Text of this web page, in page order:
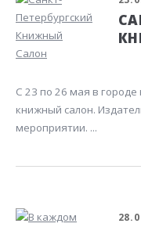
С 23 по 26 мая в
книжный салон.
мероприятии. ...